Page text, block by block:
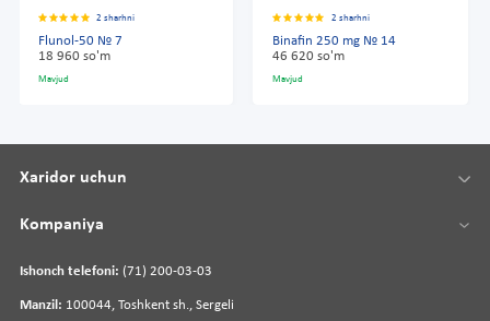
2 sharhni
Flunol-50 № 7
18 960 so'm
Mavjud
2 sharhni
Binafin 250 mg № 14
46 620 so'm
Mavjud
Ishonch telefoni: (71) 200-03-03
Manzil: 100044, Toshkent sh., Sergeli
Xaridor uchun
Kompaniya